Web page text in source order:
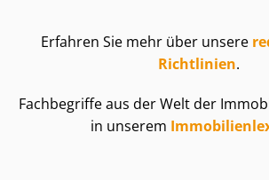
Erfahren Sie mehr über unsere
Richtlinien.
Fachbegriffe aus der Welt der
in unserem